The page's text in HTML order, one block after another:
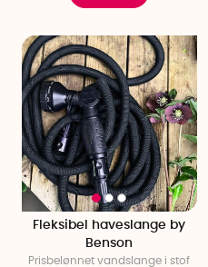
Fleksibel haveslange by
Benson
Prisbelønnet vandslange i stof